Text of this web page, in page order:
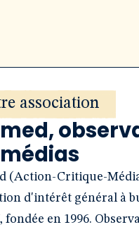
association
(Action-Critique-
d'intérêt général à
en 1996.